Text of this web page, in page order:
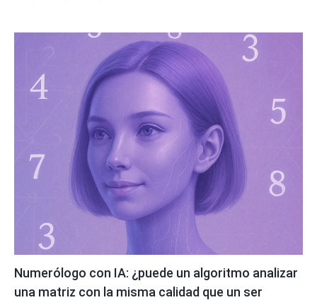
Numerólogo con IA: ¿puede un algoritmo analizar
una matriz con la misma calidad que un ser